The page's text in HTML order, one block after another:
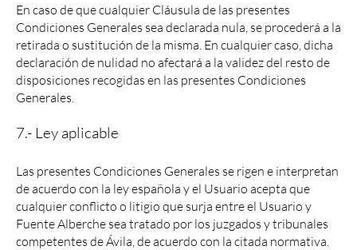
En caso de que cualquier Cláusula de las presentes
Condiciones Generales sea declarada nula, se procederá a la
retirada o sustitución de la misma. En cualquier caso, dicha
declaración de nulidad no afectará a la validez del resto de
disposiciones recogidas en las presentes Condiciones
Generales.
7.- Ley aplicable
Las presentes Condiciones Generales se rigen e interpretan
de acuerdo con la ley española y el Usuario acepta que
cualquier conflicto o litigio que surja entre el Usuario y
Fuente Alberche sea tratado por los juzgados y tribunales
competentes de Ávila, de acuerdo con la citada normativa.